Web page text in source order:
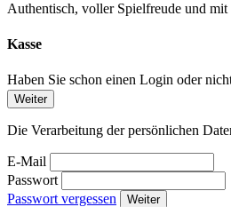
Authentisch, voller Spielfreude und
Kasse
Haben Sie schon einen Login oder
Weiter
Die Verarbeitung der persönlichen
E-Mail
Passwort
Passwort vergessen
Weiter